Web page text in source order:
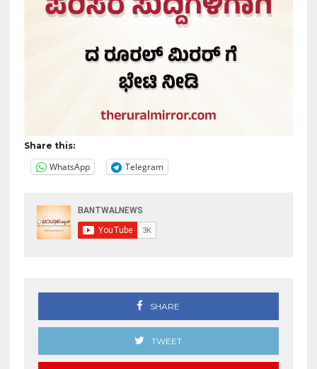
Share this:
WhatsApp Telegram
SHARE
TWEET